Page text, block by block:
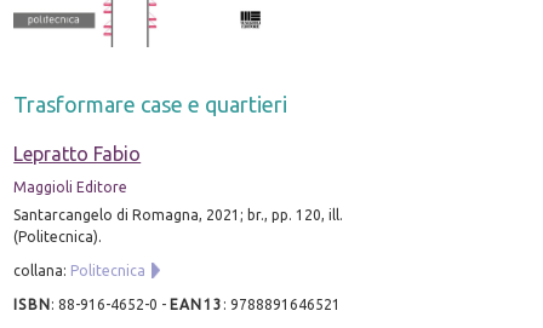
Trasformare case e quartieri
Lepratto Fabio
Maggioli Editore
Santarcangelo di Romagna, 2021; br., pp. 120, ill.
(Politecnica).
collana: Politecnica
ISBN:88-916-4652-0 - EAN13 :9788891646521